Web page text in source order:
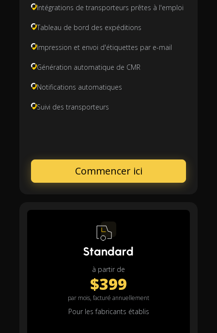
Intégrations de transporteurs prêtes à l'emploi
Tableau de bord des expéditions
Impression et envoi d'étiquettes par e-mail
Génération automatique de CMR
Notifications automatiques
Suivi des transporteurs
Commencer ici
Standard
à partir de
$399
par mois, facturé annuellement
Pour les fabricants établis